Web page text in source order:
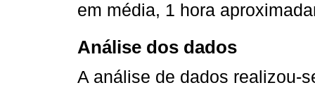
em média, 1 hora
Análise dos dados
A análise de dados realizou-